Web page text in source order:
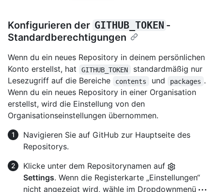
Konfigurieren der GITHUB_TOKEN -
Standardberechtigungen
Wenn du ein neues Repository in deinem persönlichen
Konto erstellst, hat
GITHUB_TOKEN
standardmäßig nur
Lesezugriff auf die Bereiche
contents und packages .
Wenn du ein neues Repository in einer Organisation
erstellst, wird die Einstellung von den
Organisationseinstellungen übernommen.
Navigieren Sie auf GitHub zur Hauptseite des
Repositorys.
Klicke unter dem Repositorynamen auf
Settings. Wenn die Registerkarte „Einstellungen“
nicht angezeigt wird, wähle im Dropdownmenü